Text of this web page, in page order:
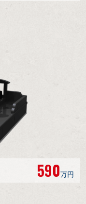
590万円